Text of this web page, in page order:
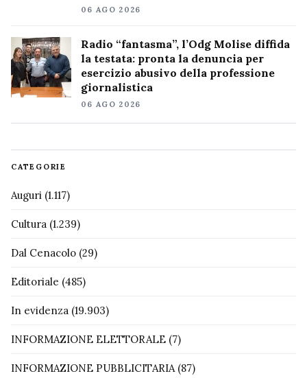
06 AGO 2026
Radio “fantasma”, l’Odg Molise diffida
la testata: pronta la denuncia per
esercizio abusivo della professione
giornalistica
06 AGO 2026
CATEGORIE
Auguri (1.117)
Cultura (1.239)
Dal Cenacolo (29)
Editoriale (485)
In evidenza (19.903)
INFORMAZIONE ELETTORALE (7)
INFORMAZIONE PUBBLICITARIA(87)